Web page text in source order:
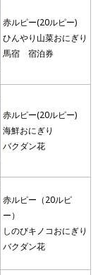
赤ルピー(20ルピー)
ひんやり山菜おにぎり
馬宿 宿泊券
赤ルピー(20ルピー)
海鮮おにぎり
バクダン花
赤ルピー（20ルピ
ー）
しのびキノコおにぎり
バクダン花